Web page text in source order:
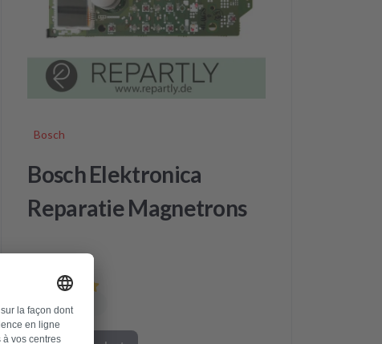
Bosch
Bosch Elektronica
Reparatie Magnetrons